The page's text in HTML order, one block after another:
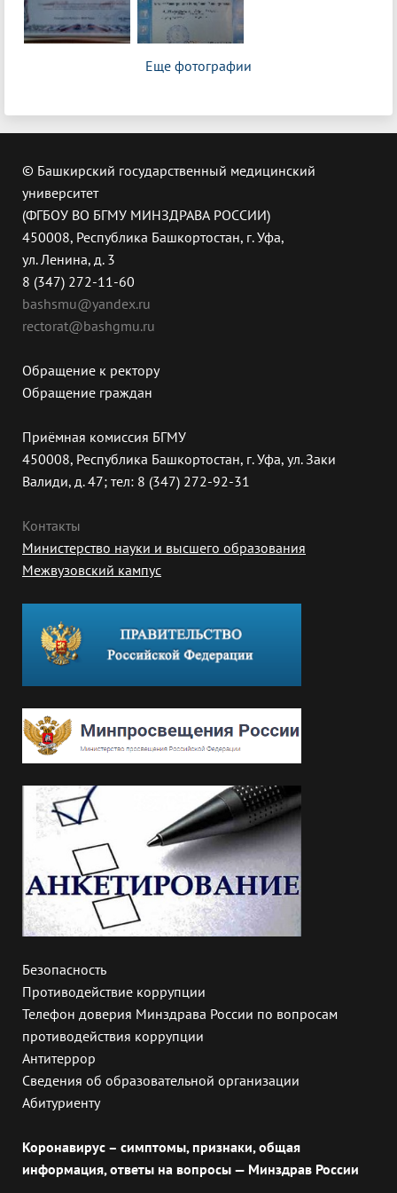
Еще фотографии
© Башкирский государственный медицинский
университет
(ФГБОУ ВО БГМУ МИНЗДРАВА РОССИИ)
450008, Республика Башкортостан, г. Уфа,
ул. Ленина, д. 3
8 (347) 272-11-60
bashsmu@yandex.ru
rectorat@bashgmu.ru
Обращение к ректору
Обращение граждан
Приёмная комиссия БГМУ
450008, Республика Башкортостан, г. Уфа, ул. Заки
Валиди, д. 47; тел: 8 (347) 272-92-31
Контакты
Министерство науки и высшего образования
Межвузовский кампус
Безопасность
Противодействие коррупции
Телефон доверия Минздрава России по вопросам
противодействия коррупции
Антитеррор
Сведения об образовательной организации
Абитуриенту
Коронавирус – симптомы, признаки, общая
информация, ответы на вопросы — Минздрав России